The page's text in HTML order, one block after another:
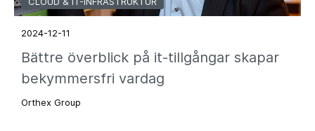
2024-12-11
Bättre överblick på it-tillgångar skapar
bekymmersfri vardag
Orthex Group